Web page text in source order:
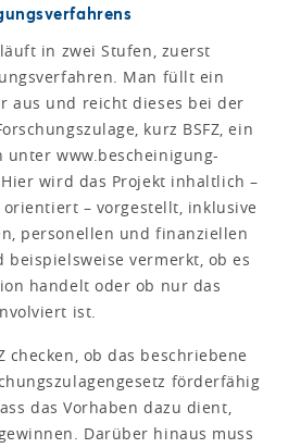
in zwei Stufen, zuerst
Man füllt ein
aus und reicht dieses bei der
kurz BSFZ, ein
www.bescheinigung-
wird das Projekt inhaltlich –
– vorgestellt, inklusive
personellen und finanziellen
beispielsweise vermerkt, ob es
handelt oder ob nur das
ist.
checken, ob das beschriebene
förderfähig
das Vorhaben dazu dient,
Darüber hinaus muss